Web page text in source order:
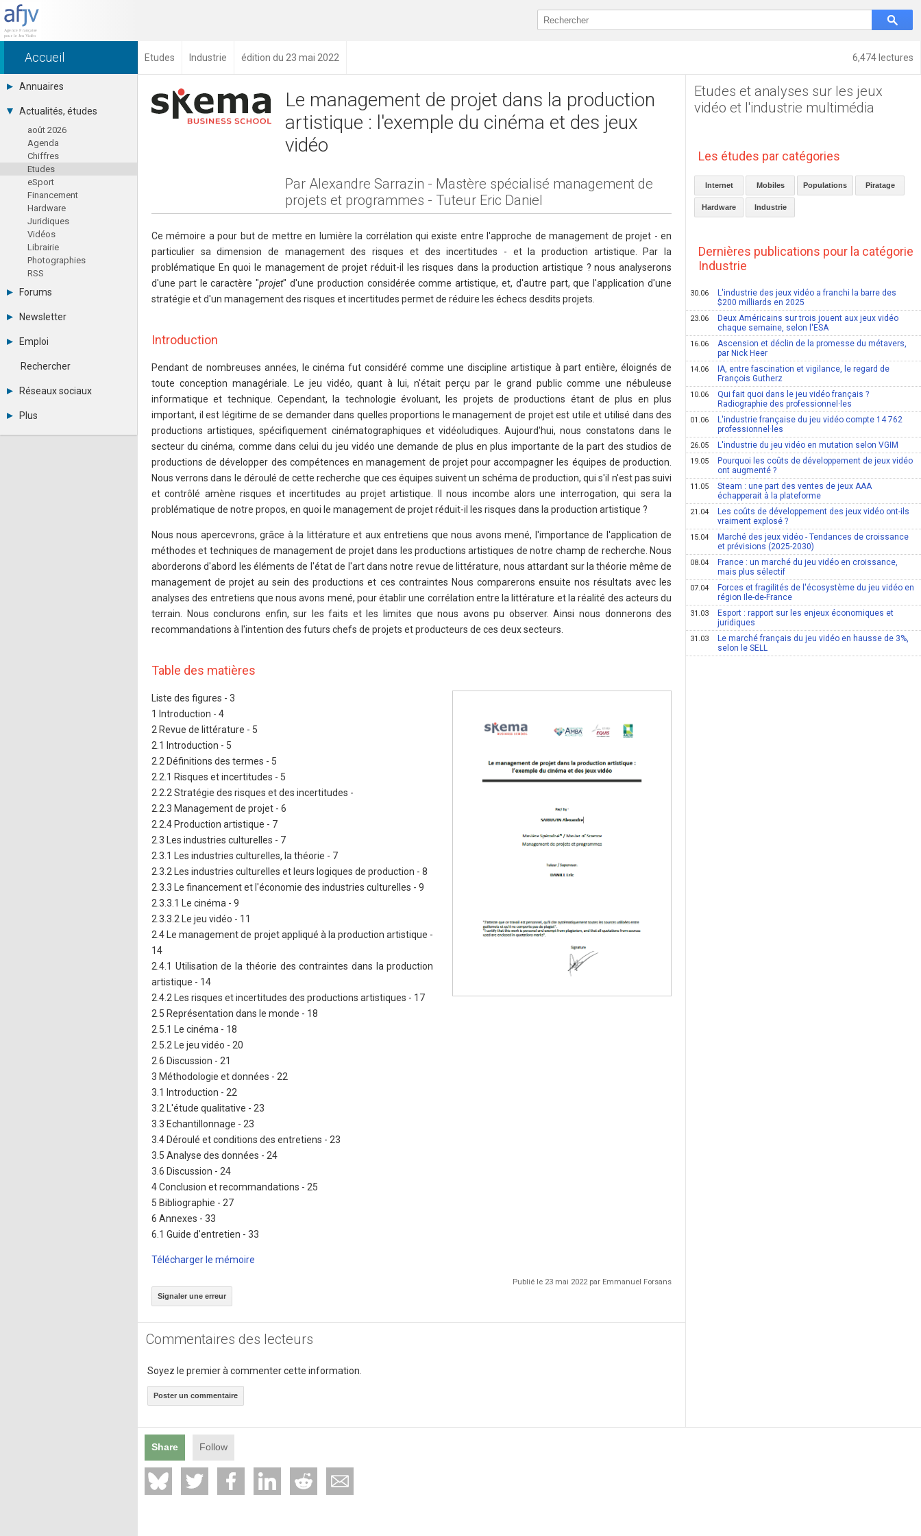
6,474 lectures
Accueil Etudes Industrie édition du 23 mai 2022
Annuaires
Toutes les sociétés (691)
Studios (418)
Editeurs (49)
Distributeurs (16)
Hard. / Accessoires (10)
Middlewares (15)
Prestataires (99)
Assoc. / Syndicats (21)
Formations / Ecoles (46)
Presse spécialisée (17)
Actualités, études
août 2026
Agenda
Chiffres
Etudes
eSport
Financement
Hardware
Juridiques
Vidéos
Librairie
Photographies
RSS
Forums
Tous les forums
Se connecter
Messages privés
Contacter un modérateur
Newsletter
Archives
Abonnement
Emploi
Consulter les annonces
Observatoire de l'emploi
Rechercher
Réseaux sociaux
LinkedIn
Plus
Annonceurs
Le management de projet dans la production
artistique : l'exemple du cinéma et des jeux
vidéo
Par Alexandre Sarrazin - Mastère spécialisé management de
projets et programmes - Tuteur Eric Daniel
Ce mémoire a pour but de mettre en lumière la corrélation qui existe entre l'approche de management de projet - en
particulier sa dimension de management des risques et des incertitudes - et la production artistique. Par la
problématique En quoi le management de projet réduit-il les risques dans la production artistique ? nous analyserons
d'une part le caractère "projet" d'une production considérée comme artistique, et, d'autre part, que l'application d'une
stratégie et d'un management des risques et incertitudes permet de réduire les échecs desdits projets.
Introduction
Pendant de nombreuses années, le cinéma fut considéré comme une discipline artistique à part entière, éloignés de
toute conception managériale. Le jeu vidéo, quant à lui, n'était perçu par le grand public comme une nébuleuse
informatique et technique. Cependant, la technologie évoluant, les projets de productions étant de plus en plus
important, il est légitime de se demander dans quelles proportions le management de projet est utile et utilisé dans des
productions artistiques, spécifiquement cinématographiques et vidéoludiques. Aujourd'hui, nous constatons dans le
secteur du cinéma, comme dans celui du jeu vidéo une demande de plus en plus importante de la part des studios de
productions de développer des compétences en management de projet pour accompagner les équipes de production.
Nous verrons dans le déroulé de cette recherche que ces équipes suivent un schéma de production, qui s'il n'est pas suivi
et contrôlé amène risques et incertitudes au projet artistique. Il nous incombe alors une interrogation, qui sera la
problématique de notre propos, en quoi le management de projet réduit-il les risques dans la production artistique ?
Nous nous apercevrons, grâce à la littérature et aux entretiens que nous avons mené, l'importance de l'application de
méthodes et techniques de management de projet dans les productions artistiques de notre champ de recherche. Nous
aborderons d'abord les éléments de l'état de l'art dans notre revue de littérature, nous attardant sur la théorie même de
management de projet au sein des productions et ces contraintes Nous comparerons ensuite nos résultats avec les
analyses des entretiens que nous avons mené, pour établir une corrélation entre la littérature et la réalité des acteurs du
terrain. Nous conclurons enfin, sur les faits et les limites que nous avons pu observer. Ainsi nous donnerons des
recommandations à l'intention des futurs chefs de projets et producteurs de ces deux secteurs.
Table des matières
Liste des figures - 3
1 Introduction - 4
2 Revue de littérature - 5
2.1 Introduction - 5
2.2 Définitions des termes - 5
2.2.1 Risques et incertitudes - 5
2.2.2 Stratégie des risques et des incertitudes -
2.2.3 Management de projet - 6
2.2.4 Production artistique - 7
2.3 Les industries culturelles - 7
2.3.1 Les industries culturelles, la théorie - 7
2.3.2 Les industries culturelles et leurs logiques de production - 8
2.3.3 Le financement et l'économie des industries culturelles - 9
2.3.3.1 Le cinéma - 9
2.3.3.2 Le jeu vidéo - 11
2.4 Le management de projet appliqué à la production artistique -
14
2.4.1 Utilisation de la théorie des contraintes dans la production
artistique - 14
2.4.2 Les risques et incertitudes des productions artistiques - 17
2.5 Représentation dans le monde - 18
2.5.1 Le cinéma - 18
2.5.2 Le jeu vidéo - 20
2.6 Discussion - 21
3 Méthodologie et données - 22
3.1 Introduction - 22
3.2 L'étude qualitative - 23
3.3 Echantillonnage - 23
3.4 Déroulé et conditions des entretiens - 23
3.5 Analyse des données - 24
3.6 Discussion - 24
4 Conclusion et recommandations - 25
5 Bibliographie - 27
6 Annexes - 33
6.1 Guide d'entretien - 33
Télécharger le mémoire
Publié le 23 mai 2022 par Emmanuel Forsans
Signaler une erreur
Commentaires des lecteurs
Soyez le premier à commenter cette information.
Poster un commentaire
Etudes et analyses sur les jeux
vidéo et l'industrie multimédia
Les études par catégories
Internet Mobiles Populations Piratage
Hardware Industrie
Dernières publications pour la catégorie
Industrie
30.06
L'industrie des jeux vidéo a franchi la barre des
$200 milliards en 2025
23.06
Deux Américains sur trois jouent aux jeux vidéo
chaque semaine, selon l'ESA
16.06
Ascension et déclin de la promesse du métavers,
par Nick Heer
14.06
IA, entre fascination et vigilance, le regard de
François Gutherz
10.06
Qui fait quoi dans le jeu vidéo français ?
Radiographie des professionnel·les
01.06
L'industrie française du jeu vidéo compte 14 762
professionnel·les
26.05 L'industrie du jeu vidéo en mutation selon VGIM
19.05
Pourquoi les coûts de développement de jeux vidéo
ont augmenté ?
11.05
Steam : une part des ventes de jeux AAA
échapperait à la plateforme
21.04
Les coûts de développement des jeux vidéo ont-ils
vraiment explosé ?
15.04
Marché des jeux vidéo - Tendances de croissance
et prévisions (2025-2030)
08.04
France : un marché du jeu vidéo en croissance,
mais plus sélectif
07.04
Forces et fragilités de l'écosystème du jeu vidéo en
région Ile-de-France
31.03
Esport : rapport sur les enjeux économiques et
juridiques
31.03
Le marché français du jeu vidéo en hausse de 3%,
selon le SELL
Share Follow